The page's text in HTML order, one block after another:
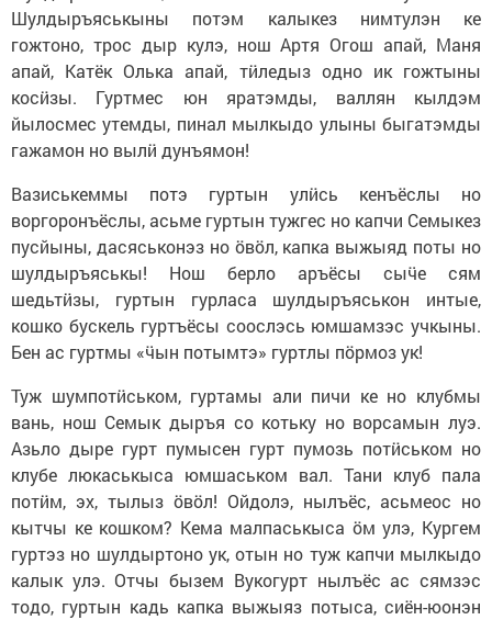
Шулдыръяськыны потэм калыкез нимтулэн ке
гожтоно, трос дыр кулэ, нош Артя Огош апай, Маня
апай, Катёк Олька апай, тӥледыз одно ик гожтыны
косӥзы. Гуртмес юн яратэмды, валлян кылдэм
йылосмес утемды, пинал мылкыдо улыны быгатэмды
гажамон но вылӥ дунъямон!
Вазиськеммы потэ гуртын улӥсь кенъёслы но
воргоронъёслы, асьме гуртын тужгес но капчи Семыкез
пусйыны, дасяськонэз но ӧвӧл, капка выжыяд поты но
шулдыръяськы! Нош берло аръёсы сыӵе сям
шедьтӥзы, гуртын гурласа шулдыръяськон интые,
кошко бускель гуртъёсы соослэсь юмшамзэс учкыны.
Бен ас гуртмы «ӵын потымтэ» гуртлы пӧрмоз ук!
Туж шумпотӥськом, гуртамы али пичи ке но клубмы
вань, нош Семык дыръя со котьку но ворсамын луэ.
Азьло дыре гурт пумысен гурт пумозь потӥськом но
клубе люкаськыса юмшаськом вал. Тани клуб пала
потӥм, эх, тылыз ӧвӧл! Ойдолэ, нылъёс, асьмеос но
кытчы ке кошком? Кема малпаськыса ӧм улэ, Кургем
гуртэз но шулдыртоно ук, отын но туж капчи мылкыдо
калык улэ. Отчы бызем Вукогурт нылъёс ас сямзэс
тодо, гуртын кадь капка выжыяз потыса, сиён-юонэн